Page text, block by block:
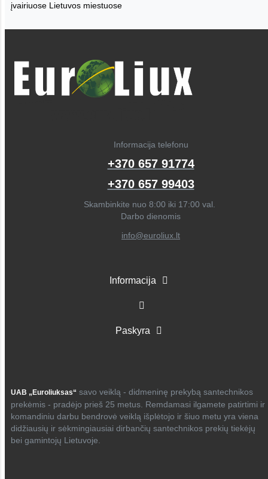
įvairiuose Lietuvos miestuose
Informacija telefonu
+370 657 91774
+370 657 99403
Skambinkite nuo 8:00 iki 17:00 val.
Darbo dienomis
info@euroliux.lt
Informacija
Paskyra
UAB „Euroliuksas“ savo veiklą - didmeninę prekybą santechnikos
prekėmis - pradėjo prieš 25 metus. Remdamasi ilgamete patirtimi ir
komandiniu darbu bendrovė veiklą išplėtojo ir šiuo metu yra viena
didžiausių ir sėkmingiausiai dirbančių santechnikos prekių tiekėjų
bei gamintojų Lietuvoje.